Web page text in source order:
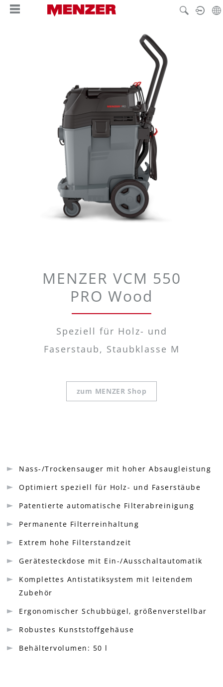
MENZER VCM 550
PRO Wood
Speziell für Holz- und
Faserstaub, Staubklasse M
zum MENZER Shop
Nass-/Trockensauger mit hoher Absaugleistung
Optimiert speziell für Holz- und Faserstäube
Patentierte automatische Filterabreinigung
Permanente Filterreinhaltung
Extrem hohe Filterstandzeit
Gerätesteckdose mit Ein-/Ausschaltautomatik
Komplettes Antistatiksystem mit leitendem
Zubehör
Ergonomischer Schubbügel, größenverstellbar
Robustes Kunststoffgehäuse
Behältervolumen: 50 l